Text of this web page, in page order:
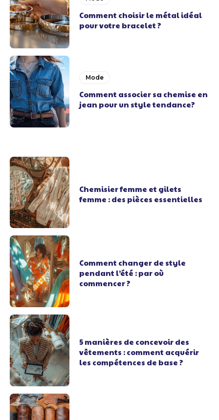
Comment choisir le métal idéal
pour votre bracelet ?
Mode
Comment associer sa chemise en
jean pour un style tendance?
Chemisier femme et gilets
femme : des pièces essentielles
Comment changer de style
pendant l’été : par où
commencer ?
5 manières de concevoir des
vêtements : comment acquérir
les compétences de base ?